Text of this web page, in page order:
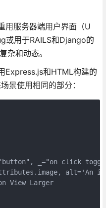
用服务器端用户界面（U
或用于RAILS和Django的
杂和动态。
Express.js和HTML构建的
景使用相同的部分：
_="on click
alt='An
View Larger